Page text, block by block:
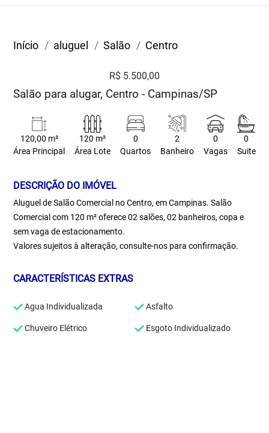
Início aluguel Salão Centro
R$ 5.500,00
Salão para alugar, Centro - Campinas/SP
120,00 m²
Área Principal
120 m²
Área Lote
0
Quartos
2
Banheiro
0
Vagas
0
Suite
DESCRIÇÃO DO IMÓVEL
Aluguel de Salão Comercial no Centro, em Campinas. Salão
Comercial com 120 m² oferece 02 salões, 02 banheiros, copa e
sem vaga de estacionamento.
Valores sujeitos à alteração, consulte-nos para confirmação.
CARACTERÍSTICAS EXTRAS
Agua Individualizada Asfalto
Chuveiro Elétrico Esgoto Individualizado